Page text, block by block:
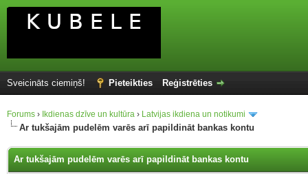
Sveicināts ciemiņš! Pieteikties Reģistrēties
Forums › Ikdienas dzīve un kultūra › Latvijas ikdiena un notikumi
Ar tukšajām pudelēm varēs arī papildināt bankas kontu
Ar tukšajām pudelēm varēs arī papildināt bankas kontu